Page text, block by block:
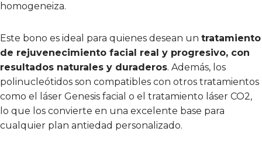
homogeneiza.
Este bono es ideal para quienes desean un tratamiento
de rejuvenecimiento facial real y progresivo, con
resultados naturales y duraderos. Además, los
polinucleótidos son compatibles con otros tratamientos
como el láser Genesis facial o el tratamiento láser CO2,
lo que los convierte en una excelente base para
cualquier plan antiedad personalizado.